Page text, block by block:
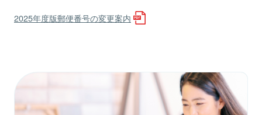
2025年度版郵便番号の変更案内